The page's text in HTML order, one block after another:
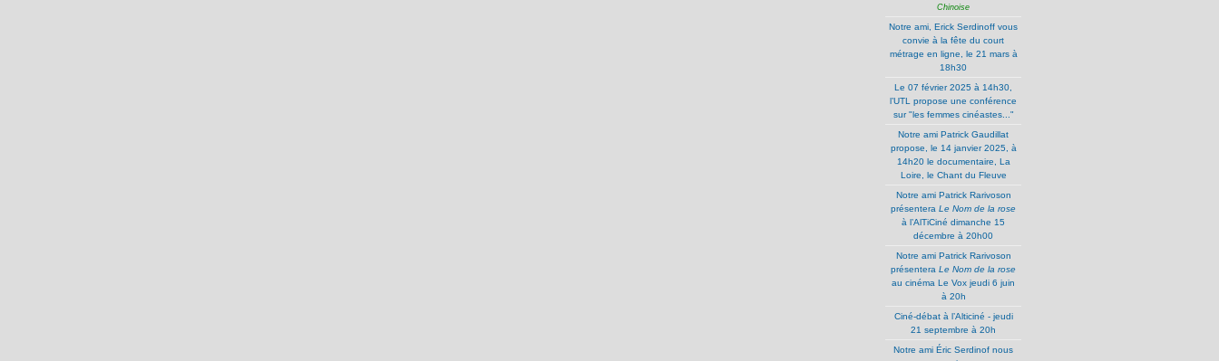
Chinoise
Notre ami, Erick Serdinoff vous
convie à la fête du court
métrage en ligne, le 21 mars à
18h30
Le 07 février 2025 à 14h30,
l’UTL propose une conférence
sur "les femmes cinéastes..."
Notre ami Patrick Gaudillat
propose, le 14 janvier 2025, à
14h20 le documentaire, La
Loire, le Chant du Fleuve
Notre ami Patrick Rarivoson
présenteraLe Nom de la rose
à l’AlTiCiné dimanche 15
décembre à 20h00
Notre ami Patrick Rarivoson
présenteraLe Nom de la rose
au cinéma Le Vox jeudi 6 juin
à 20h
Ciné-débat à l’Alticiné - jeudi
21 septembre à 20h
Notre ami Éric Serdinof nous